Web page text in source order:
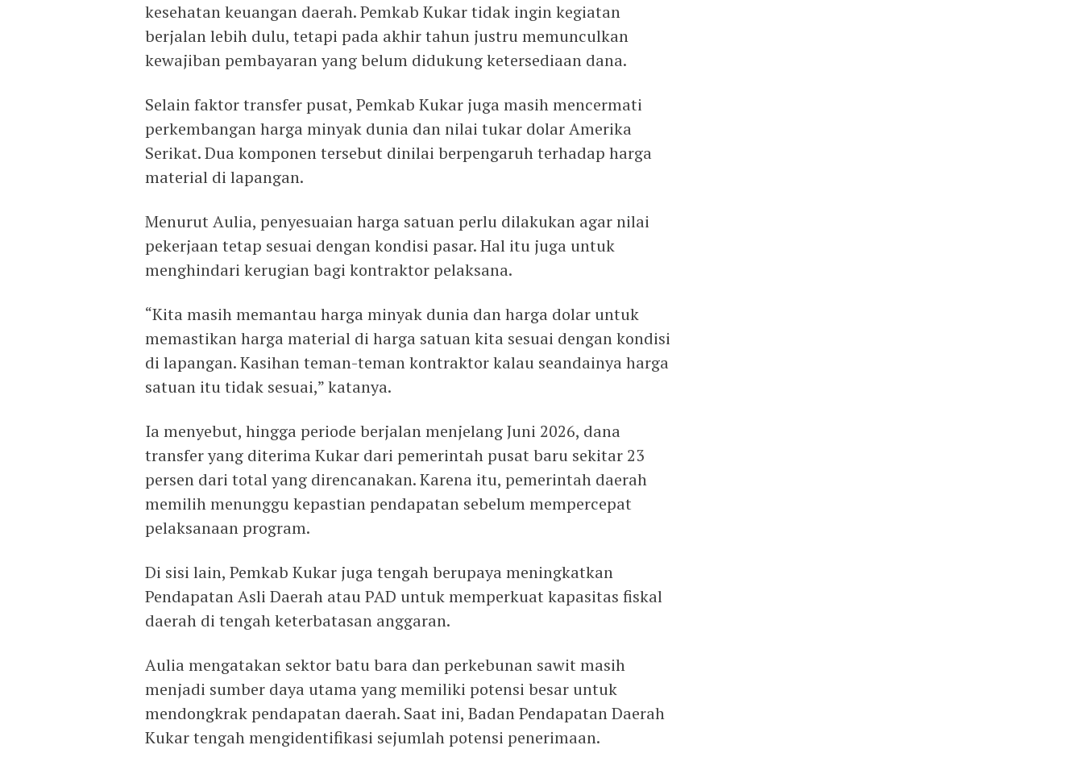
kesehatan keuangan daerah. Pemkab Kukar tidak ingin kegiatan
berjalan lebih dulu, tetapi pada akhir tahun justru memunculkan
kewajiban pembayaran yang belum didukung ketersediaan dana.
Selain faktor transfer pusat, Pemkab Kukar juga masih mencermati
perkembangan harga minyak dunia dan nilai tukar dolar Amerika
Serikat. Dua komponen tersebut dinilai berpengaruh terhadap harga
material di lapangan.
Menurut Aulia, penyesuaian harga satuan perlu dilakukan agar nilai
pekerjaan tetap sesuai dengan kondisi pasar. Hal itu juga untuk
menghindari kerugian bagi kontraktor pelaksana.
“Kita masih memantau harga minyak dunia dan harga dolar untuk
memastikan harga material di harga satuan kita sesuai dengan kondisi
di lapangan. Kasihan teman-teman kontraktor kalau seandainya harga
satuan itu tidak sesuai,” katanya.
Ia menyebut, hingga periode berjalan menjelang Juni 2026, dana
transfer yang diterima Kukar dari pemerintah pusat baru sekitar 23
persen dari total yang direncanakan. Karena itu, pemerintah daerah
memilih menunggu kepastian pendapatan sebelum mempercepat
pelaksanaan program.
Di sisi lain, Pemkab Kukar juga tengah berupaya meningkatkan
Pendapatan Asli Daerah atau PAD untuk memperkuat kapasitas fiskal
daerah di tengah keterbatasan anggaran.
Aulia mengatakan sektor batu bara dan perkebunan sawit masih
menjadi sumber daya utama yang memiliki potensi besar untuk
mendongkrak pendapatan daerah. Saat ini, Badan Pendapatan Daerah
Kukar tengah mengidentifikasi sejumlah potensi penerimaan.